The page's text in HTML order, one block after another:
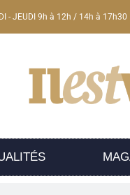
- JEUDI 9h à 12h / 14h à 17h30